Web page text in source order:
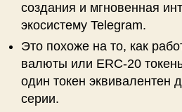
создания и мгновенная
экосистему Telegram.
Это похоже на то, как
валюты или ERC-20
один токен эквивалентен
серии.